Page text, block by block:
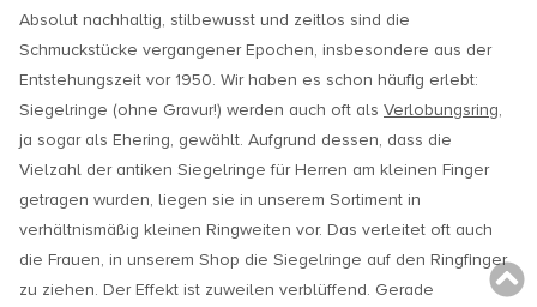
Absolut nachhaltig, stilbewusst und zeitlos sind die
Schmuckstücke vergangener Epochen, insbesondere aus der
Entstehungszeit vor 1950. Wir haben es schon häufig erlebt:
Siegelringe (ohne Gravur!) werden auch oft als Verlobungsring,
ja sogar als Ehering, gewählt. Aufgrund dessen, dass die
Vielzahl der antiken Siegelringe für Herren am kleinen Finger
getragen wurden, liegen sie in unserem Sortiment in
verhältnismäßig kleinen Ringweiten vor. Das verleitet oft auch
die Frauen, in unserem Shop die Siegelringe auf den Ringfinger
zu ziehen. Der Effekt ist zuweilen verblüffend. Gerade